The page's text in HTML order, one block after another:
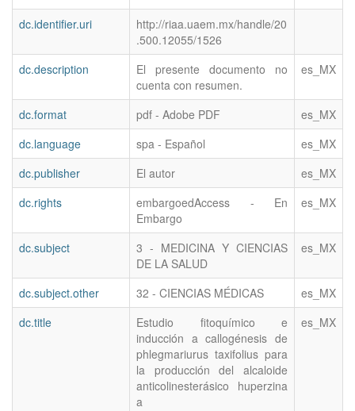
dc.identifier.uri
http://riaa.uaem.mx/handle/20
.500.12055/1526
dc.description
El presente documento no
cuenta con resumen.
es_MX
dc.format pdf - Adobe PDF
es_MX
dc.language
spa - Español
es_MX
dc.publisher
El autor
es_MX
dc.rights
embargoedAccess - En
Embargo
es_MX
dc.subject
3 - MEDICINA Y CIENCIAS
DE LA SALUD
es_MX
dc.subject.other 32 - CIENCIAS MÉDICAS
es_MX
dc.title
Estudio fitoquímico e
inducción a callogénesis de
phlegmariurus taxifolius para
la producción del alcaloide
anticolinesterásico huperzina
a
es_MX